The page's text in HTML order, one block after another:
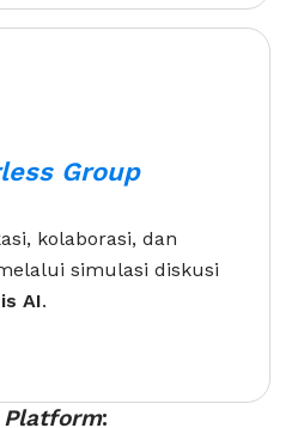
Group
kolaborasi, dan
simulasi diskusi
AI.
Platform: